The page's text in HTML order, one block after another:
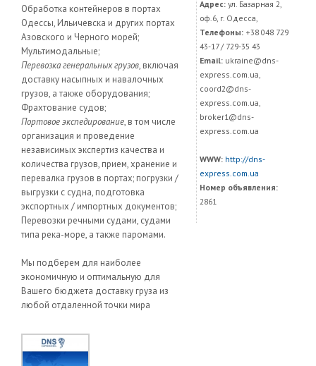
Обработка контейнеров в портах
Одессы, Ильичевска и других портах
Азовского и Черного морей;
Мультимодальные;
Перевозка генеральных грузов, включая
доставку насыпных и навалочных
грузов, а также оборудования;
Фрахтование судов;
Портовое экспедирование, в том числе
организация и проведение
независимых экспертиз качества и
количества грузов, прием, хранение и
перевалка грузов в портах; погрузки /
выгрузки с судна, подготовка
экспортных / импортных документов;
Перевозки речными судами, судами
типа река-море, а также паромами.
Мы подберем для наиболее
экономичную и оптимальную для
Вашего бюджета доставку груза из
любой отдаленной точки мира
Адрес:ул. Базарная 2,
оф.6, г. Одесса,
Телефоны:+38 048 729
43-17 / 729-35 43
Email:ukraine@dns-
express.com.ua,
coord2@dns-
express.com.ua,
broker1@dns-
express.com.ua
WWW: http://dns-
express.com.ua
Номер объявления:
2861